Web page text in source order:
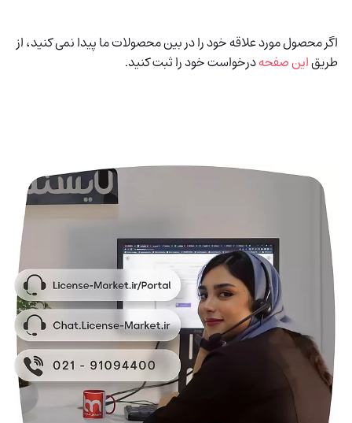
اگر محصول مورد علاقه خود را در بین محصولات ما پیدا نمی کنید، از
طریقاین صفحهدرخواست خود را ثبت کنید.